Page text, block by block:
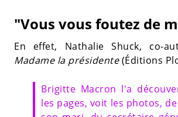
"Vous vous foutez de
En effet, Nathalie Shuck, co-
Madame la présidente(Éditions
Brigitte Macron l'a
les pages, voit les photos,